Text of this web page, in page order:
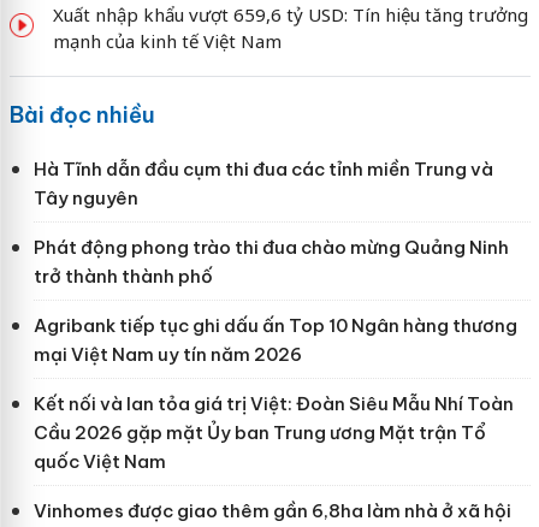
Xuất nhập khẩu vượt 659,6 tỷ USD: Tín hiệu tăng trưởng
mạnh của kinh tế Việt Nam
Bài đọc nhiều
Hà Tĩnh dẫn đầu cụm thi đua các tỉnh miền Trung và
Tây nguyên
Phát động phong trào thi đua chào mừng Quảng Ninh
trở thành thành phố
Agribank tiếp tục ghi dấu ấn Top 10 Ngân hàng thương
mại Việt Nam uy tín năm 2026
Kết nối và lan tỏa giá trị Việt: Đoàn Siêu Mẫu Nhí Toàn
Cầu 2026 gặp mặt Ủy ban Trung ương Mặt trận Tổ
quốc Việt Nam
Vinhomes được giao thêm gần 6,8ha làm nhà ở xã hội